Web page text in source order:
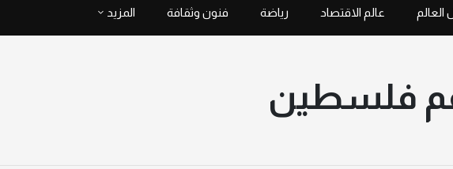
العالم عالم الاقتصاد رياضة فنون وثقافة المزيد
فلسطين